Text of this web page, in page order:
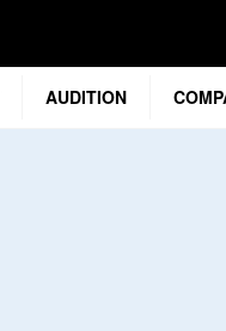
AUDITION